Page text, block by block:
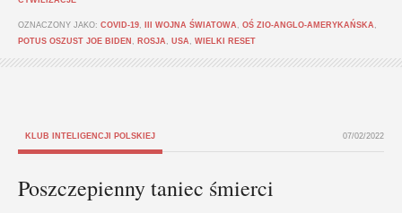
OZNACZONY JAKO: COVID-19 III WOJNA ŚWIATOWA OŚ ZIO-ANGLO-AMERYKAŃSKA
POTUS OSZUST JOE BIDEN
ROSJA USA WIELKI RESET
KLUB INTELIGENCJI POLSKIEJ 07/02/2022
Poszczepienny taniec śmierci